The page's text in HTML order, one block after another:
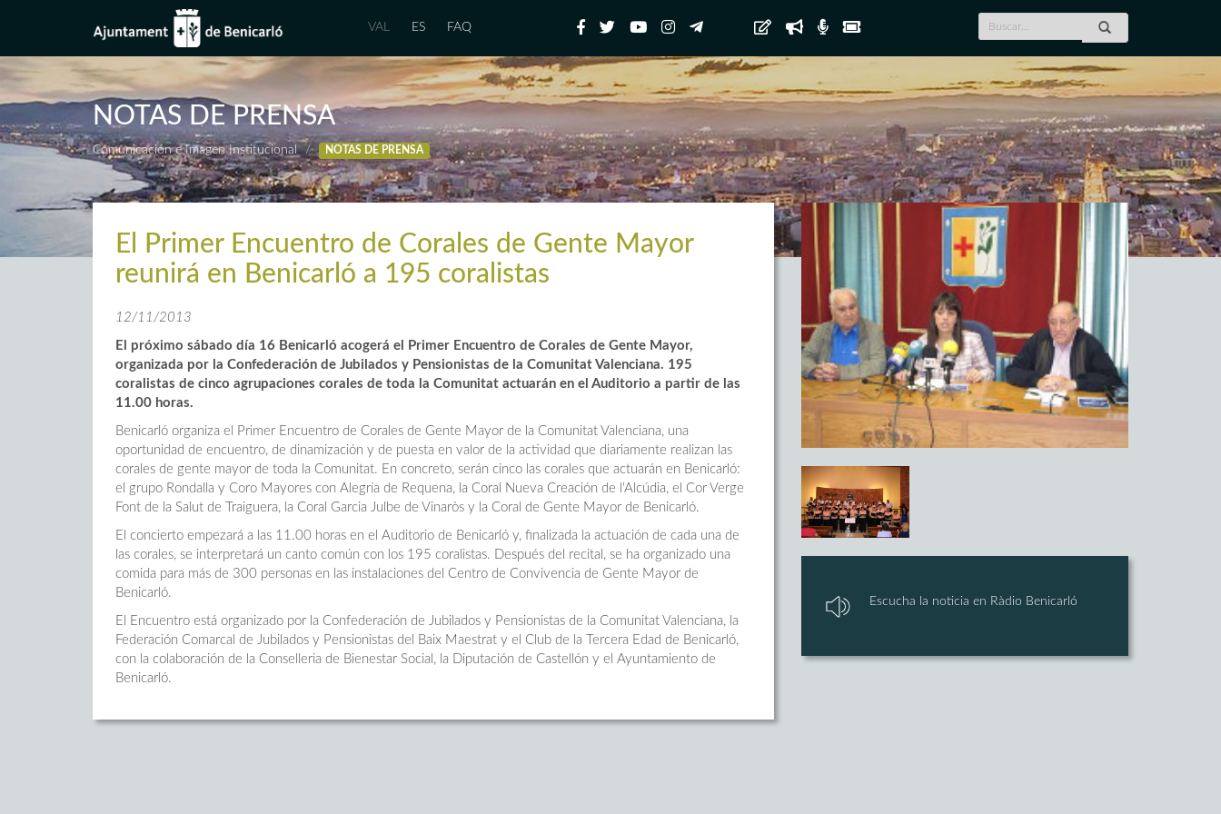
VAL ES FAQ
NOTAS DE PRENSA
Comunicación e Imagen Institucional NOTAS DE PRENSA
El Primer Encuentro de Corales de Gente Mayor
reunirá en Benicarló a 195 coralistas
12/11/2013
El próximo sábado día 16 Benicarló acogerá el Primer Encuentro de Corales de Gente Mayor,
organizada por la Confederación de Jubilados y Pensionistas de la Comunitat Valenciana. 195
coralistas de cinco agrupaciones corales de toda la Comunitat actuarán en el Auditorio a partir de las
11.00 horas.
Benicarló organiza el Primer Encuentro de Corales de Gente Mayor de la Comunitat Valenciana, una
oportunidad de encuentro, de dinamización y de puesta en valor de la actividad que diariamente realizan las
corales de gente mayor de toda la Comunitat. En concreto, serán cinco las corales que actuarán en Benicarló:
el grupo Rondalla y Coro Mayores con Alegría de Requena, la Coral Nueva Creación de l'Alcúdia, el Cor Verge
Font de la Salut de Traiguera, la Coral Garcia Julbe de Vinaròs y la Coral de Gente Mayor de Benicarló.
El concierto empezará a las 11.00 horas en el Auditorio de Benicarló y, finalizada la actuación de cada una de
las corales, se interpretará un canto común con los 195 coralistas. Después del recital, se ha organizado una
comida para más de 300 personas en las instalaciones del Centro de Convivencia de Gente Mayor de
Benicarló.
El Encuentro está organizado por la Confederación de Jubilados y Pensionistas de la Comunitat Valenciana, la
Federación Comarcal de Jubilados y Pensionistas del Baix Maestrat y el Club de la Tercera Edad de Benicarló,
con la colaboración de la Conselleria de Bienestar Social, la Diputación de Castellón y el Ayuntamiento de
Benicarló.
Escucha la noticia en Ràdio Benicarló